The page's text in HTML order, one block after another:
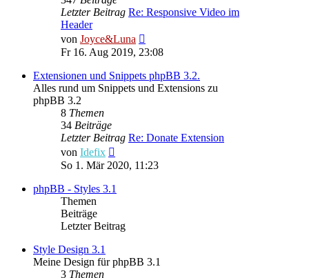
Letzter Beitrag Re: Responsive Video im
Header
von Joyce&Luna
Beitrag
Fr 16. Aug 2019, 23:08
Extensionen und Snippets phpBB 3.2.
Alles rund um Snippets und Extensions zu
phpBB 3.2
8 Themen
34 Beiträge
Letzter Beitrag Re: Donate Extension
von Idefix
Beitrag
So 1. Mär 2020, 11:23
phpBB - Styles 3.1
Themen
Beiträge
Letzter Beitrag
Style Design 3.1
Meine Design für phpBB 3.1
3 Themen